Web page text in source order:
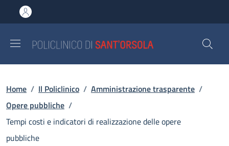
al contenuto principale
to footer content
Briciole di pane
Home / Il Policlinico / Amministrazione trasparente /
Opere pubbliche /
Tempi costi e indicatori di realizzazione delle opere
pubbliche